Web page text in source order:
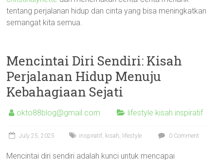
tentang perjalanan hidup dan cinta yang bisa meningkatkan
semangat kita semua.
Mencintai Diri Sendiri: Kisah
Perjalanan Hidup Menuju
Kebahagiaan Sejati
okto88blog@gmail.com lifestyle kisah inspiratif
July 25, 2025 inspiratif, kisah, lifestyle 0 Comment
Mencintai diri sendiri adalah kunci untuk mencapai